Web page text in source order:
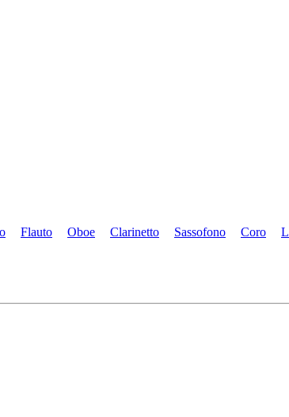
Flauto Oboe Clarinetto Sassofono Coro